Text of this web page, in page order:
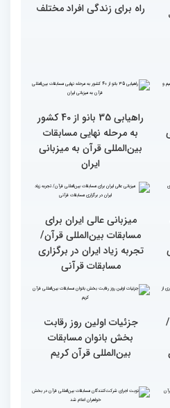
انس با قرآن بهترین نقشه
راه برای زندگی افراد مختلف
راهیابی 35 بانو از 40 کشور
به مرحله نهایی مسابقات
بین‌المللی قرآن به میزبانی
ایران
میزبانی عالی ایران برای
تجربه زیاد ایران در برگزاری
مسابقات قرآنی